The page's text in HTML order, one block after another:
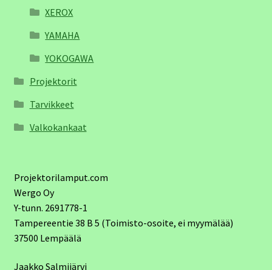
XEROX
YAMAHA
YOKOGAWA
Projektorit
Tarvikkeet
Valkokankaat
Projektorilamput.com
Wergo Oy
Y-tunn. 2691778-1
Tampereentie 38 B 5 (Toimisto-osoite, ei myymälää)
37500 Lempäälä
Jaakko Salmijärvi